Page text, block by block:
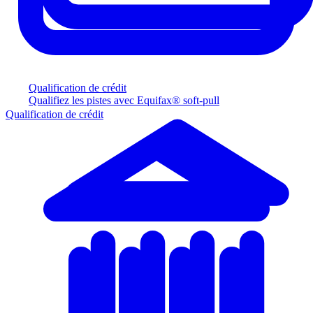
Qualification de crédit
Qualifiez les pistes avec Equifax® soft-pull
Qualification de crédit